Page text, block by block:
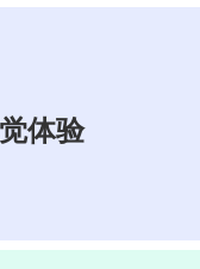
体验